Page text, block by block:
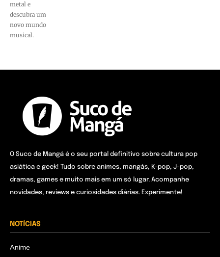
metal e
descubra um
novo mundo
musical.
O Suco de Mangá é o seu portal definitivo sobre cultura pop
asiática e geek! Tudo sobre animes, mangás, K-pop, J-pop,
dramas, games e muito mais em um só lugar. Acompanhe
novidades, reviews e curiosidades diárias. Experimente!
NOTÍCIAS
Anime